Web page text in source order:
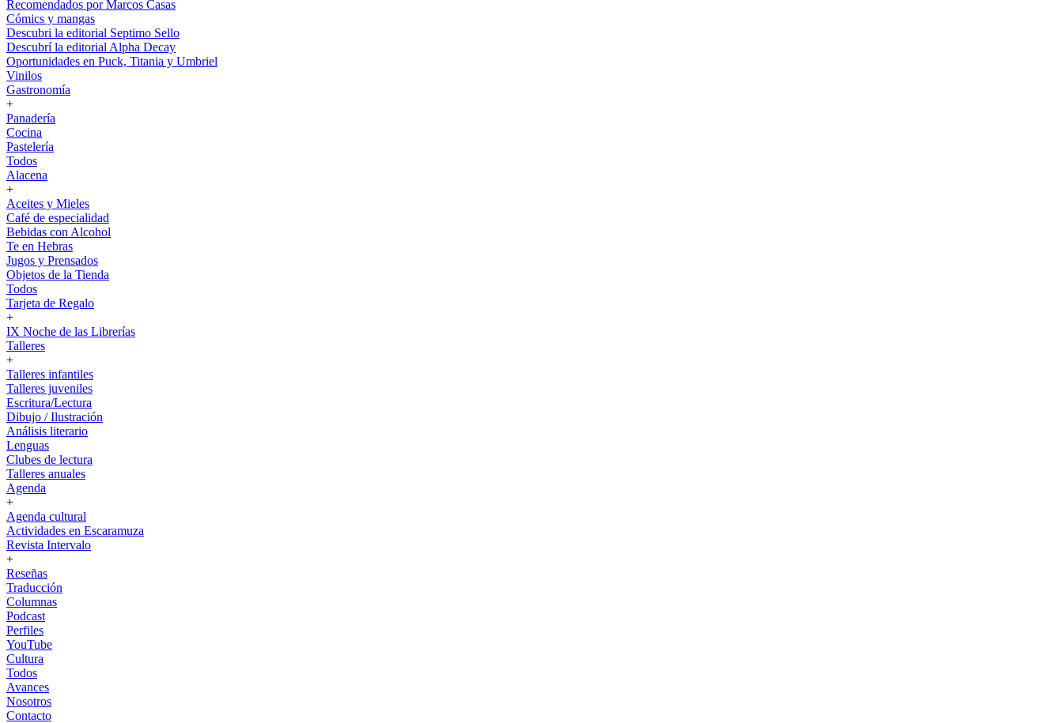
Recomendados por Marcos Casas
Cómics y mangas
Descubri la editorial Septimo Sello
Descubrí la editorial Alpha Decay
Oportunidades en Puck, Titania y Umbriel
Vinilos
Gastronomía
+
Panadería
Cocina
Pastelería
Todos
Alacena
+
Aceites y Mieles
Café de especialidad
Bebidas con Alcohol
Te en Hebras
Jugos y Prensados
Objetos de la Tienda
Todos
Tarjeta de Regalo
+
IX Noche de las Librerías
Talleres
+
Talleres infantiles
Talleres juveniles
Escritura/Lectura
Dibujo / Ilustración
Análisis literario
Lenguas
Clubes de lectura
Talleres anuales
Agenda
+
Agenda cultural
Actividades en Escaramuza
Revista Intervalo
+
Reseñas
Traducción
Columnas
Podcast
Perfiles
YouTube
Cultura
Todos
Avances
Nosotros
Contacto